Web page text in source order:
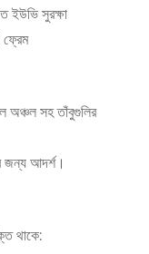
ইউভি সুরক্ষা
ফ্রেম
অঞ্চল সহ তাঁবুগুলির
জন্য আদর্শ।
থাকে: